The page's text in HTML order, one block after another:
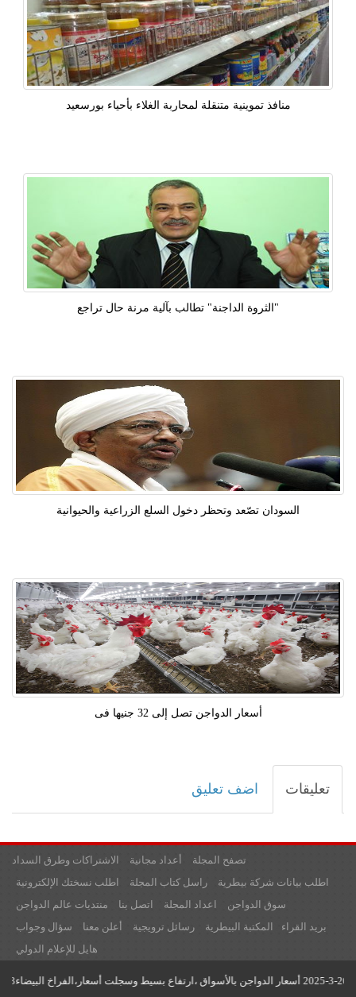
منافذ تموينية متنقلة لمحاربة الغلاء بأحياء بورسعيد
"الثروة الداجنة" تطالب بآلية مرنة حال تراجع
السودان تصّعد وتحظر دخول السلع الزراعية والحيوانية
أسعار الدواجن تصل إلى 32 جنيها فى
تعليقات اضف تعليق
الاشتراكات وطرق السداد أعداد مجانية
تصفح المجلة
اطلب نسختك الإلكترونية
راسل كتاب المجلة
اطلب بيانات شركة بيطرية
منتديات عالم الدواجن
اتصل بنا اعداد المجلة
سوق الدواجن
سؤال وجواب
أعلن معنا رسائل ترويجية المكتبة البيطرية
بريد القراء
هايل للإعلام الدولي